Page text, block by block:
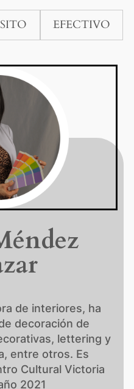
EFECTIVO
de interiores, ha
decoración de
lettering y
entre otros. Es
Cultural Victoria
2021